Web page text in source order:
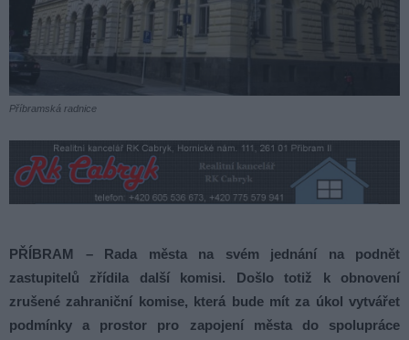
Příbramská radnice
PŘÍBRAM – Rada města na svém jednání na podnět
zastupitelů zřídila další komisi. Došlo totiž k obnovení
zrušené zahraniční komise, která bude mít za úkol vytvářet
podmínky a prostor pro zapojení města do spolupráce